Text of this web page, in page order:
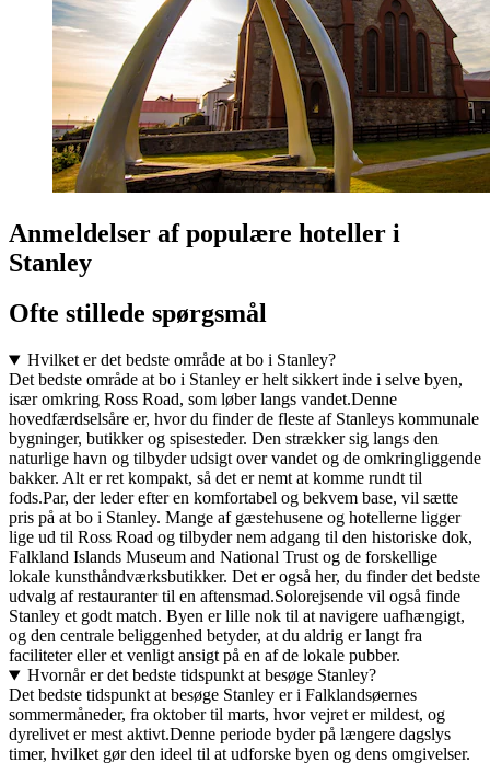
Anmeldelser af populære hoteller i
Stanley
Ofte stillede spørgsmål
Hvilket er det bedste område at bo i Stanley?
Det bedste område at bo i Stanley er helt sikkert inde i selve byen,
især omkring Ross Road, som løber langs vandet.Denne
hovedfærdselsåre er, hvor du finder de fleste af Stanleys kommunale
bygninger, butikker og spisesteder. Den strækker sig langs den
naturlige havn og tilbyder udsigt over vandet og de omkringliggende
bakker. Alt er ret kompakt, så det er nemt at komme rundt til
fods.Par, der leder efter en komfortabel og bekvem base, vil sætte
pris på at bo i Stanley. Mange af gæstehusene og hotellerne ligger
lige ud til Ross Road og tilbyder nem adgang til den historiske dok,
Falkland Islands Museum and National Trust og de forskellige
lokale kunsthåndværksbutikker. Det er også her, du finder det bedste
udvalg af restauranter til en aftensmad.Solorejsende vil også finde
Stanley et godt match. Byen er lille nok til at navigere uafhængigt,
og den centrale beliggenhed betyder, at du aldrig er langt fra
faciliteter eller et venligt ansigt på en af de lokale pubber.
Hvornår er det bedste tidspunkt at besøge Stanley?
Det bedste tidspunkt at besøge Stanley er i Falklandsøernes
sommermåneder, fra oktober til marts, hvor vejret er mildest, og
dyrelivet er mest aktivt.Denne periode byder på længere dagslys
timer, hvilket gør den ideel til at udforske byen og dens omgivelser.